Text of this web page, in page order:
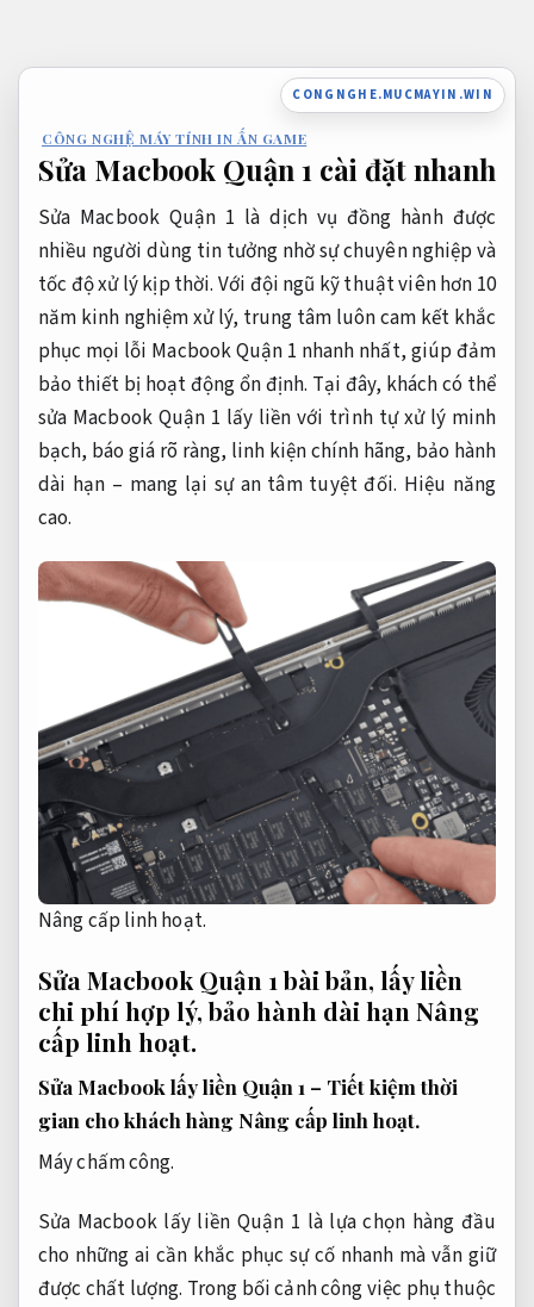
nội
CONGNGHE.MUCMAYIN.WIN
CÔNG NGHỆ MÁY TÍNH IN ẤN GAME
Sửa Macbook Quận 1 cài đặt nhanh
Sửa Macbook Quận 1 là dịch vụ đồng hành được
nhiều người dùng tin tưởng nhờ sự chuyên nghiệp và
tốc độ xử lý kịp thời. Với đội ngũ kỹ thuật viên hơn 10
năm kinh nghiệm xử lý, trung tâm luôn cam kết khắc
phục mọi lỗi Macbook Quận 1 nhanh nhất, giúp đảm
bảo thiết bị hoạt động ổn định. Tại đây, khách có thể
sửa Macbook Quận 1 lấy liền với trình tự xử lý minh
bạch, báo giá rõ ràng, linh kiện chính hãng, bảo hành
dài hạn – mang lại sự an tâm tuyệt đối. Hiệu năng
cao.
Nâng cấp linh hoạt.
Sửa Macbook Quận 1 bài bản, lấy liền
chi phí hợp lý, bảo hành dài hạn Nâng
cấp linh hoạt.
Sửa Macbook lấy liền Quận 1 – Tiết kiệm thời
gian cho khách hàng Nâng cấp linh hoạt.
Máy chấm công.
Sửa Macbook lấy liền Quận 1 là lựa chọn hàng đầu
cho những ai cần khắc phục sự cố nhanh mà vẫn giữ
được chất lượng. Trong bối cảnh công việc phụ thuộc